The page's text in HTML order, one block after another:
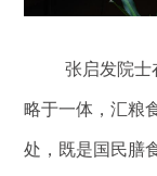
张启发院士
略于一体，汇粮
处，既是国民膳